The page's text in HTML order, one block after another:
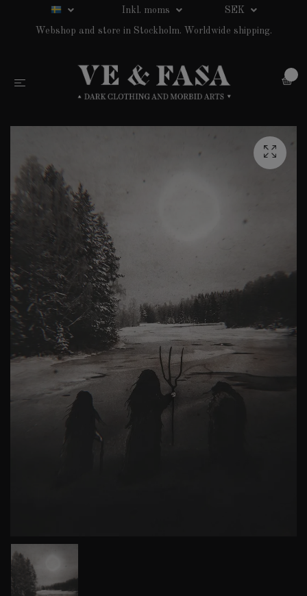
Inkl. moms SEK
Webshop and store in Stockholm. Worldwide shipping.